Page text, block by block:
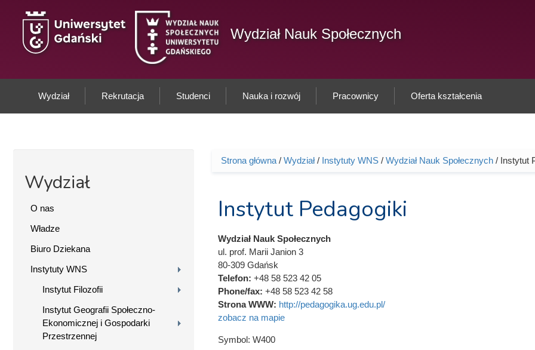
Wydział Nauk Społecznych
Wydział Rekrutacja Studenci Nauka i rozwój Pracownicy Oferta kształcenia
Wydział
O nas
Władze
Biuro Dziekana
Instytuty WNS
Instytut Filozofii
Instytut Geografii Społeczno-
Ekonomicznej i Gospodarki
Przestrzennej
Jesteś tutaj
Strona główna/ Wydział/ Instytuty WNS/ Wydział Nauk Społecznych/ Instytut
Instytut Pedagogiki
Wydział Nauk Społecznych
ul. prof. Marii Janion 3
80-309 Gdańsk
Telefon: +48 58 523 42 05
Phone/fax: +48 58 523 42 58
Strona WWW: http://pedagogika.ug.edu.pl/
zobacz na mapie
Symbol: W400